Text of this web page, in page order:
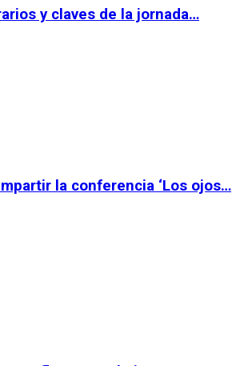
y claves de la jornada…
la conferencia ‘Los ojos…